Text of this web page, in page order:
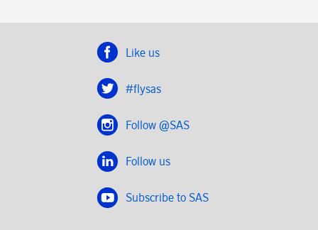
Like us
#flysas
Follow @SAS
Follow us
Subscribe to SAS